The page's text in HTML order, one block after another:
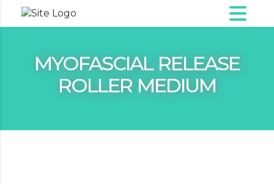
MYOFASCIAL RELEASE
ROLLER MEDIUM